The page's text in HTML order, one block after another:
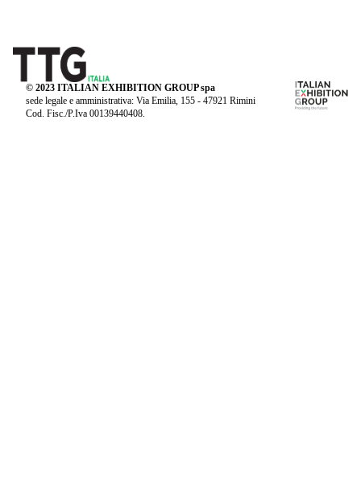
© 2023 ITALIAN EXHIBITION GROUP spa
sede legale e amministrativa: Via Emilia, 155 - 47921 Rimini
Cod. Fisc./P.Iva 00139440408.